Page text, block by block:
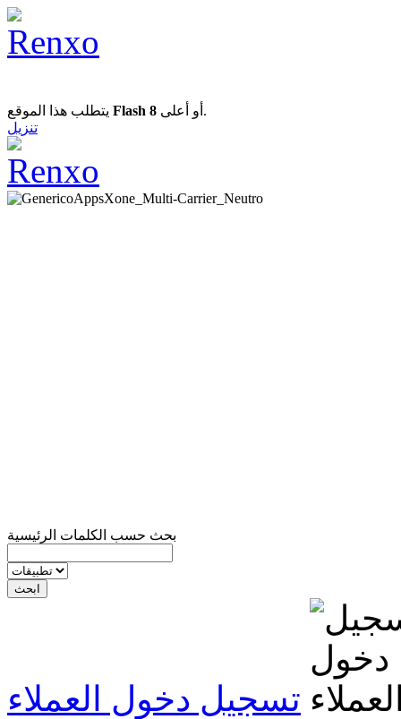
Flash 8
أو أعلى.
تنزيل
بحث حسب الكلمات الرئيسية
تسجيل دخول العملاء